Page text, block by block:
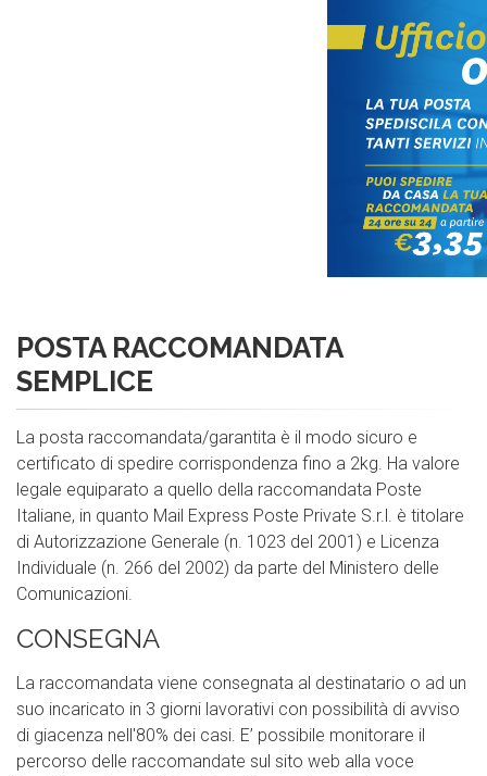
POSTA RACCOMANDATA
SEMPLICE
La posta raccomandata/garantita è il modo sicuro e
certificato di spedire corrispondenza fino a 2kg. Ha valore
legale equiparato a quello della raccomandata Poste
Italiane, in quanto Mail Express Poste Private S.r.l. è titolare
di Autorizzazione Generale (n. 1023 del 2001) e Licenza
Individuale (n. 266 del 2002) da parte del Ministero delle
Comunicazioni.
CONSEGNA
La raccomandata viene consegnata al destinatario o ad un
suo incaricato in 3 giorni lavorativi con possibilità di avviso
di giacenza nell'80% dei casi. E’ possibile monitorare il
percorso delle raccomandate sul sito web alla voce